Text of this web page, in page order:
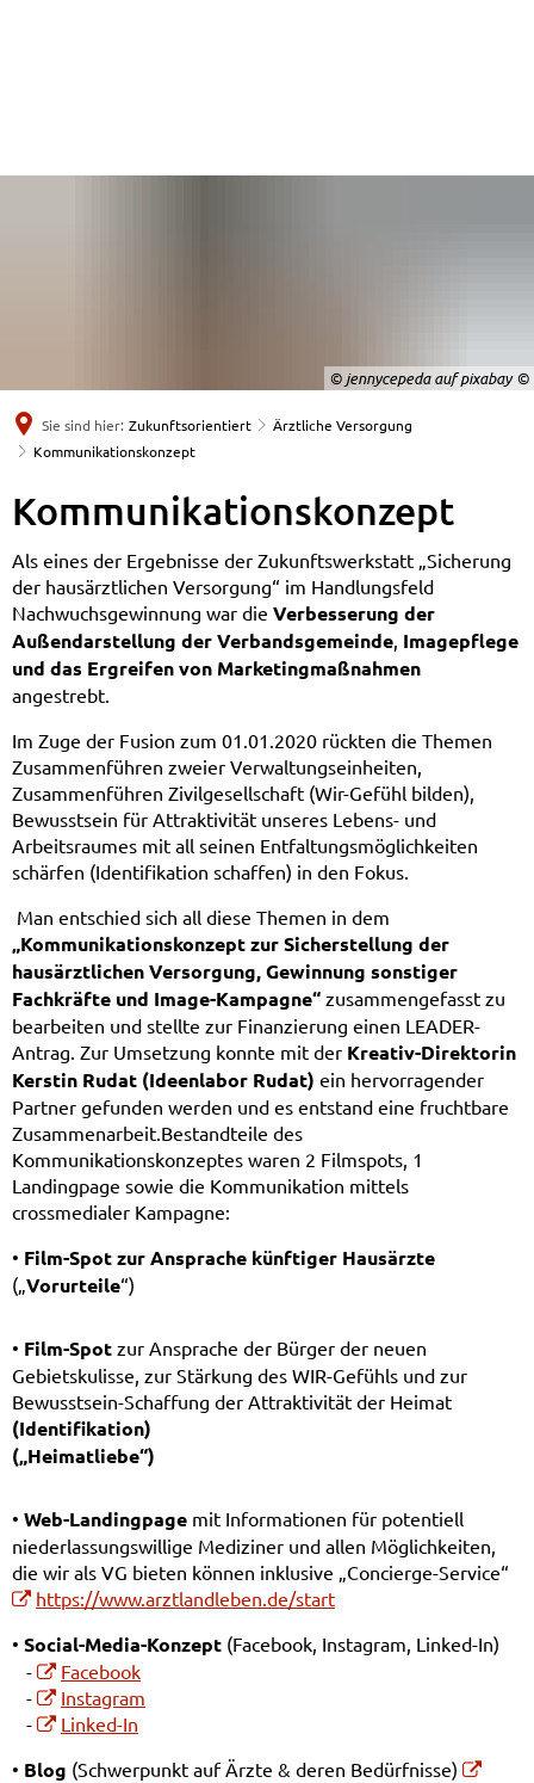
© jennycepeda auf pixabay
Sie sind hier: Zukunftsorientiert
Ärztliche Versorgung
Kommunikationskonzept
Kommunikationskonzept
Kommunikationskonzept
Als eines der Ergebnisse der Zukunftswerkstatt „Sicherung
der hausärztlichen Versorgung“ im Handlungsfeld
Nachwuchsgewinnung war die Verbesserung der
Außendarstellung der Verbandsgemeinde, Imagepflege
und das Ergreifen von Marketingmaßnahmen
angestrebt.
Im Zuge der Fusion zum 01.01.2020 rückten die Themen
Zusammenführen zweier Verwaltungseinheiten,
Zusammenführen Zivilgesellschaft (Wir-Gefühl bilden),
Bewusstsein für Attraktivität unseres Lebens- und
Arbeitsraumes mit all seinen Entfaltungsmöglichkeiten
schärfen (Identifikation schaffen) in den Fokus.
Man entschied sich all diese Themen in dem
„Kommunikationskonzept zur Sicherstellung der
hausärztlichen Versorgung, Gewinnung sonstiger
Fachkräfte und Image-Kampagne“ zusammengefasst zu
bearbeiten und stellte zur Finanzierung einen LEADER-
Antrag. Zur Umsetzung konnte mit der Kreativ-Direktorin
Kerstin Rudat (Ideenlabor Rudat) ein hervorragender
Partner gefunden werden und es entstand eine fruchtbare
Zusammenarbeit.Bestandteile des
Kommunikationskonzeptes waren 2 Filmspots, 1
Landingpage sowie die Kommunikation mittels
crossmedialer Kampagne:
• Film-Spot zur Ansprache künftiger Hausärzte
(„Vorurteile“)
• Film-Spot zur Ansprache der Bürger der neuen
Gebietskulisse, zur Stärkung des WIR-Gefühls und zur
Bewusstsein-Schaffung der Attraktivität der Heimat
(Identifikation)
(„Heimatliebe“)
• Web-Landingpage mit Informationen für potentiell
niederlassungswillige Mediziner und allen Möglichkeiten,
die wir als VG bieten können inklusive „Concierge-Service“
https://www.arztlandleben.de/start
• Social-Media-Konzept (Facebook, Instagram, Linked-In)
-
Facebook
-
Instagram
-
Linked-In
• Blog (Schwerpunkt auf Ärzte & deren Bedürfnisse)